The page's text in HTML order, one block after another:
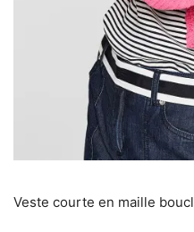
Veste courte en maille